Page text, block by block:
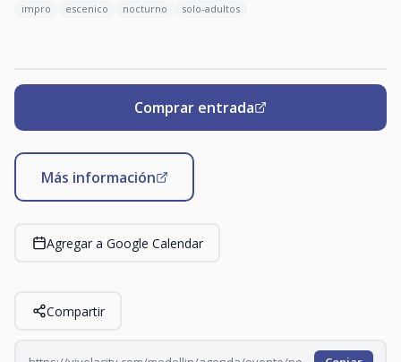
impro escenico nocturno solo-adultos
Comprar entrada
Más información
Agregar a Google Calendar
Compartir